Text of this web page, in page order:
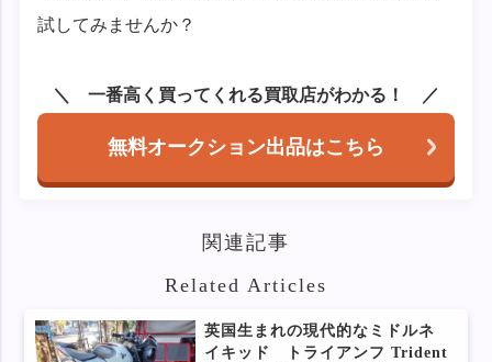
試してみませんか？
一番高く買ってくれる買取店がわかる！
無料オークション出品はこちら
関連記事
Related Articles
英国生まれの現代的なミドルネ
イキッド トライアンフ Trident